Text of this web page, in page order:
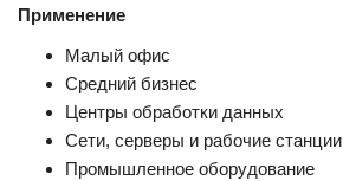
Применение
Малый офис
Средний бизнес
Центры обработки данных
Сети, серверы и рабочие станции
Промышленное оборудование